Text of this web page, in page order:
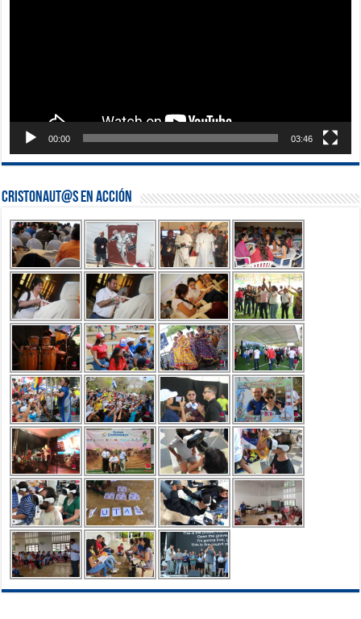
00:00 03:46
Cristonaut@s en Acción